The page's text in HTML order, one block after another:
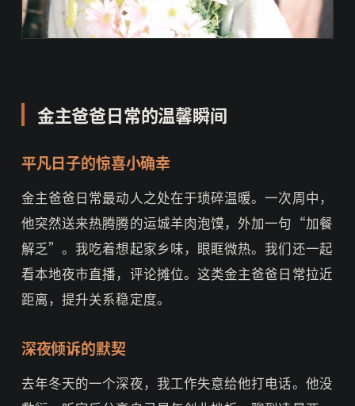
金主爸爸日常的温馨瞬间
平凡日子的惊喜小确幸
金主爸爸日常最动人之处在于琐碎温暖。一次周中，
他突然送来热腾腾的运城羊肉泡馍，外加一句“加餐
解乏”。我吃着想起家乡味，眼眶微热。我们还一起
看本地夜市直播，评论摊位。这类金主爸爸日常拉近
距离，提升关系稳定度。
深夜倾诉的默契
去年冬天的一个深夜，我工作失意给他打电话。他没